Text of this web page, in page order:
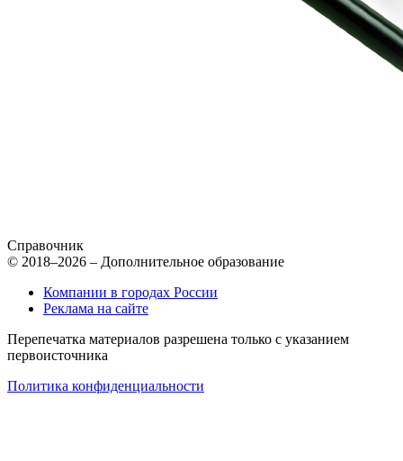
Справочник
© 2018–2026 – Дополнительное образование
Компании в городах России
Реклама на сайте
Перепечатка материалов разрешена только с указанием
первоисточника
Политика конфиденциальности